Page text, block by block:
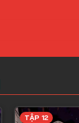
TẬP 12